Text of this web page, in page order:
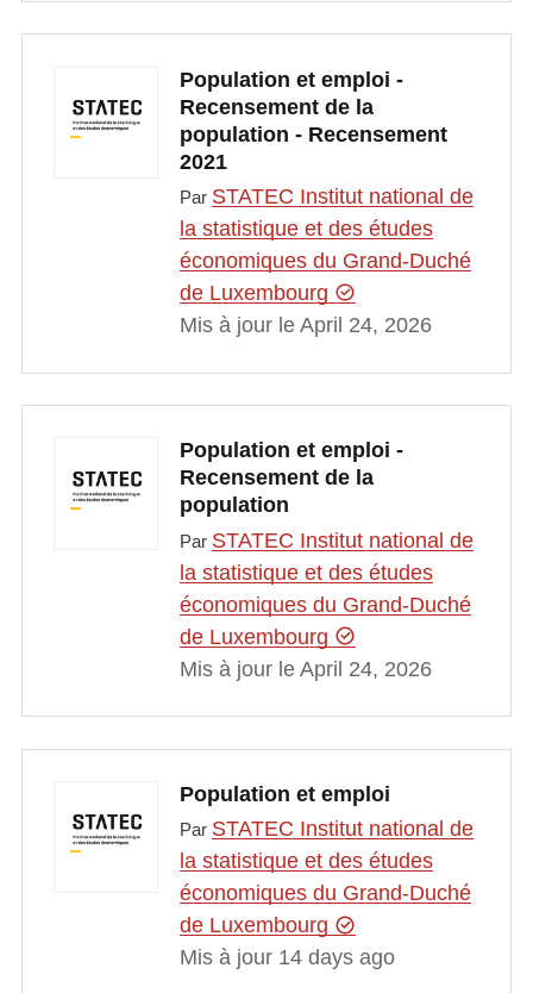
Population et emploi -
Recensement de la
population - Recensement
2021
Par STATEC Institut national de
la statistique et des études
économiques du Grand-Duché
de Luxembourg
Mis à jour le April 24, 2026
Population et emploi -
Recensement de la
population
Par STATEC Institut national de
la statistique et des études
économiques du Grand-Duché
de Luxembourg
Mis à jour le April 24, 2026
Population et emploi
Par STATEC Institut national de
la statistique et des études
économiques du Grand-Duché
de Luxembourg
Mis à jour 14 days ago